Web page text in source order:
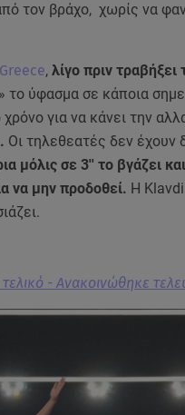
τον βράχο, χωρίς να
, λίγο πριν τραβήξει
το ύφασμα σε κάποια
για να κάνει την
Οι τηλεθεατές δεν έχουν
μόλις σε 3'' το βγάζει
να μην προδοθεί. Η
- Ανακοινώθηκε